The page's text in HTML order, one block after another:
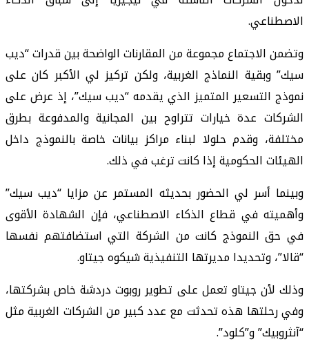
الاصطناعي.
وتضمن الاجتماع مجموعة من المقارنات الواضحة بين قدرات “ديب
سيك” وبقية النماذج الغربية، ولكن تركيز لي الأكبر كان على
نموذج التسعير المتميز الذي يقدمه “ديب سيك”، إذ عرض على
الشركات عدة خيارات تتراوح بين المجانية والمدفوعة بطرق
مختلفة، وقدم حلولا لبناء مراكز بيانات خاصة بالنموذج داخل
الهيئات الحكومية إذا كانت ترغب في ذلك.
وبينما أسر لي الحضور بحديثه المستمر عن مزايا “ديب سيك”
وأهميته في قطاع الذكاء الاصطناعي، فإن الشهادة الأقوى
في حق النموذج كانت من الشركة التي استضافتهم نفسها
“قالا”، وتحديدا مديرتها التنفيذية شيكوه جيتاو.
وذلك لأن جيتاو تعمل على تطوير روبوت دردشة خاص بشركتها،
وفي رحلتها هذه تحدثت مع عدد كبير من الشركات الغربية مثل
“آنثروبيك” و”كلود”.